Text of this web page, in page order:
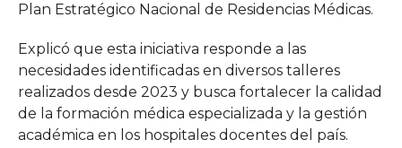
Plan Estratégico Nacional de Residencias Médicas.
Explicó que esta iniciativa responde a las
necesidades identificadas en diversos talleres
realizados desde 2023 y busca fortalecer la calidad
de la formación médica especializada y la gestión
académica en los hospitales docentes del país.